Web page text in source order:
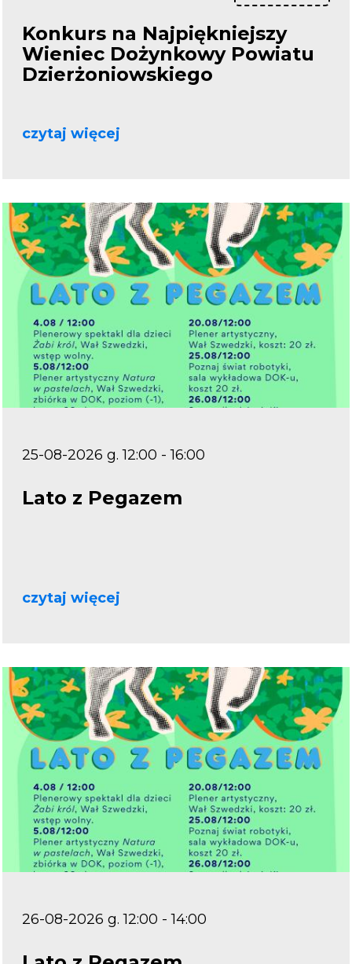
Konkurs na Najpiękniejszy
Wieniec Dożynkowy Powiatu
Dzierżoniowskiego
czytaj więcej
25-08-2026 g. 12:00 - 16:00
Lato z Pegazem
czytaj więcej
26-08-2026 g. 12:00 - 14:00